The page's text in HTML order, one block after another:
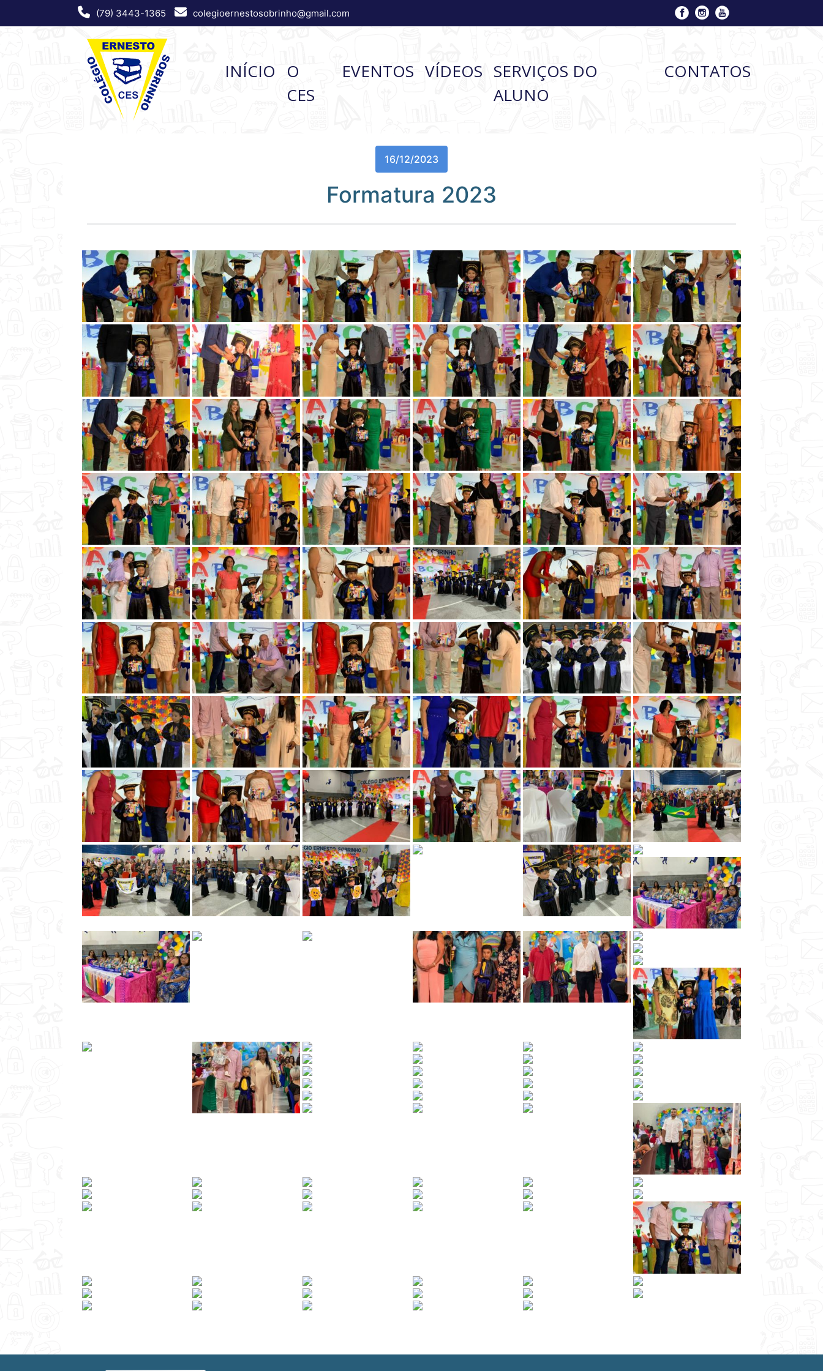
(79) 3443-1365 colegioernestosobrinho@gmail.com
INÍCIO
O
CES
EVENTOS VÍDEOS SERVIÇOS DO
ALUNO
CONTATOS
16/12/2023
Formatura 2023